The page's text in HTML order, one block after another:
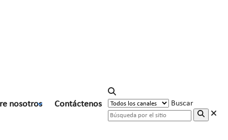
nosotros Contáctenos Buscar